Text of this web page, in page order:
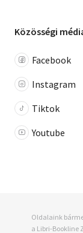
Közösségi
Facebook
Instagram
Tiktok
Youtube
Oldalaink
a Libri-Bookline